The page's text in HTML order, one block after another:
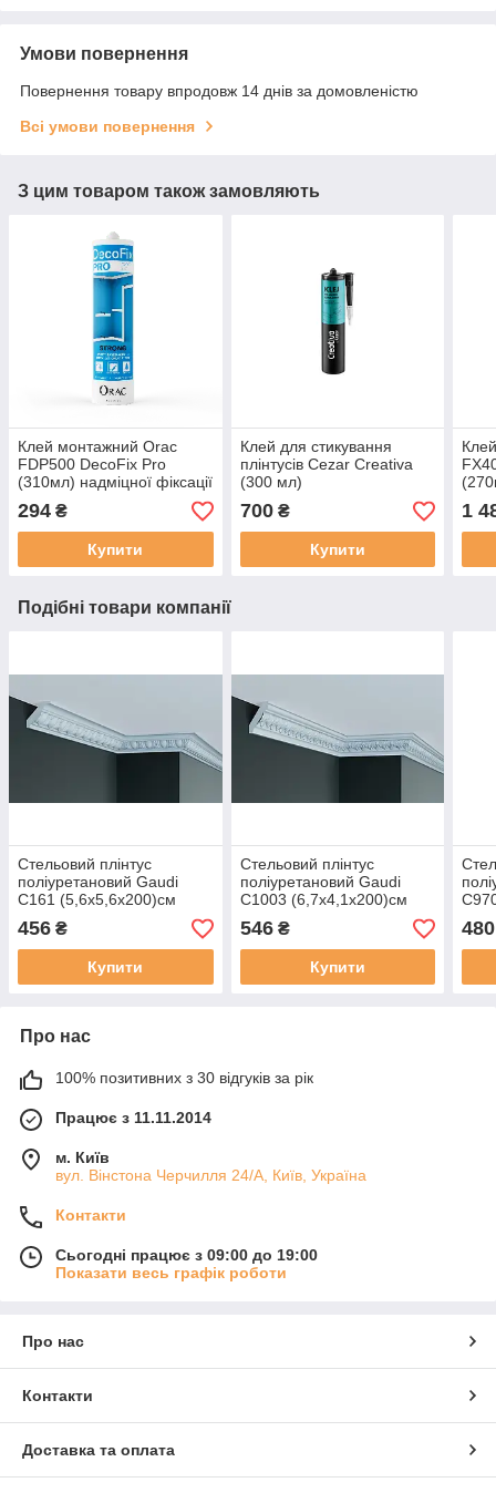
Умови повернення
Повернення товару впродовж 14 днів за домовленістю
Всі умови повернення
З цим товаром також замовляють
Клей монтажний Orac
FDP500 DecoFix Pro
(310мл) надміцної фіксації
294 ₴
Купити
Клей для стикування
плінтусів Cezar Creativa
(300 мл)
700₴
Купити
1
Подібні товари компанії
Стельовий плінтус
поліуретановий Gaudi
C161 (5,6х5,6х200)см
456 ₴
Купити
Стельовий плінтус
поліуретановий Gaudi
C1003 (6,7х4,1х200)см
546₴
Купити
480
Про нас
100% позитивних з 30 відгуків за рік
Працює з 11.11.2014
м. Київ
вул. Вінстона Черчилля 24/А, Київ, Україна
Контакти
Сьогодні працює з 09:00 до 19:00
Показати весь графік роботи
Про нас
Контакти
Доставка та оплата